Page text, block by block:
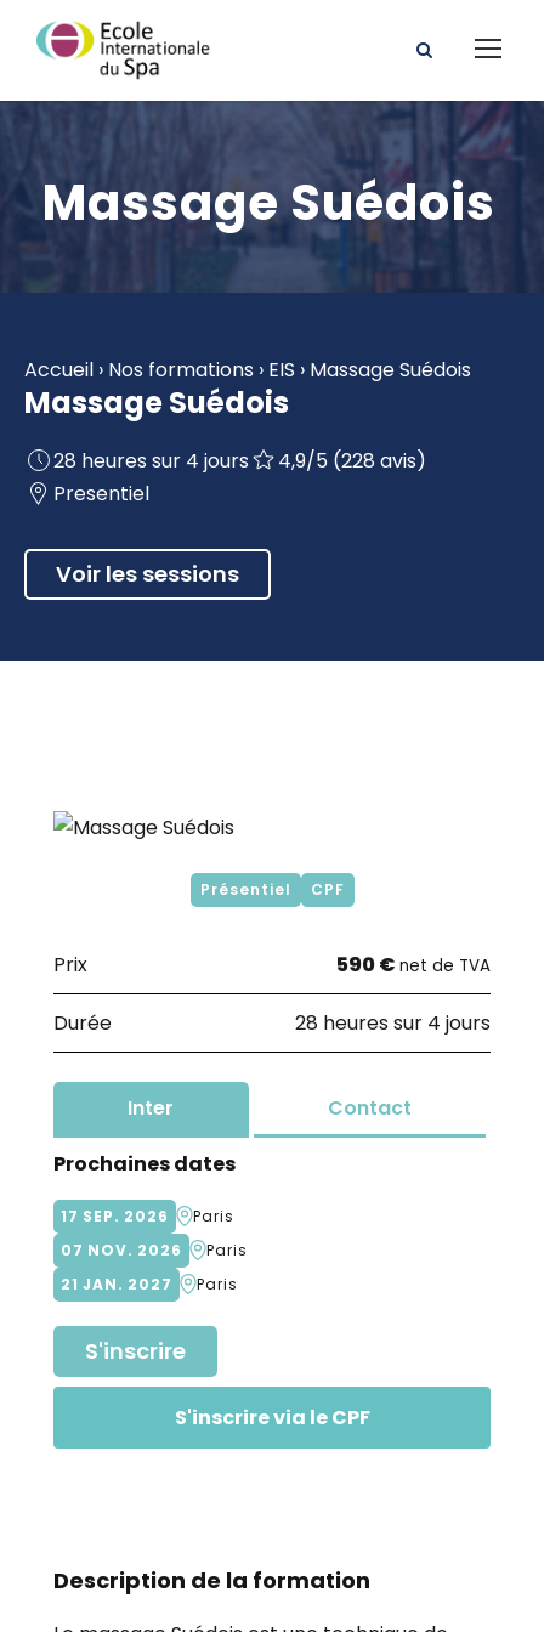
Massage Suédois
Accueil › Nos formations › EIS › Massage Suédois
Massage Suédois
28 heures sur 4 jours
4,9/5 (228 avis)
Presentiel
Voir les sessions
Description de la formation
Présentiel CPF
Prix 590 € net de TVA
Durée 28 heures sur 4 jours
Inter
Contact
Prochaines dates
17 SEP 2026
Paris
07 NOV 2026
Paris
21 JAN 2027 Paris
S'inscrire
S'inscrire via le CPF